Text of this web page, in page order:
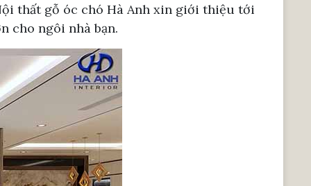
thất gỗ óc chó Hà Anh xin giới thiệu tới
cho ngôi nhà bạn.